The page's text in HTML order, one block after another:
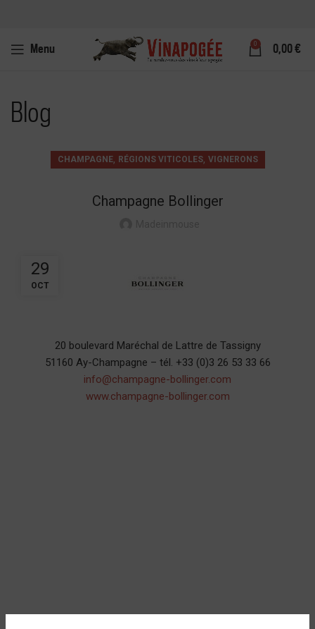
Menu 0 0,00€
Blog
CHAMPAGNE, RÉGIONS VITICOLES, VIGNERONS
Champagne Bollinger
29
OCT
20 boulevard Maréchal de Lattre de Tassigny
51160 Ay-Champagne – tél. +33 (0)3 26 53 33 66
info@champagne-bollinger.com
www.champagne-bollinger.com